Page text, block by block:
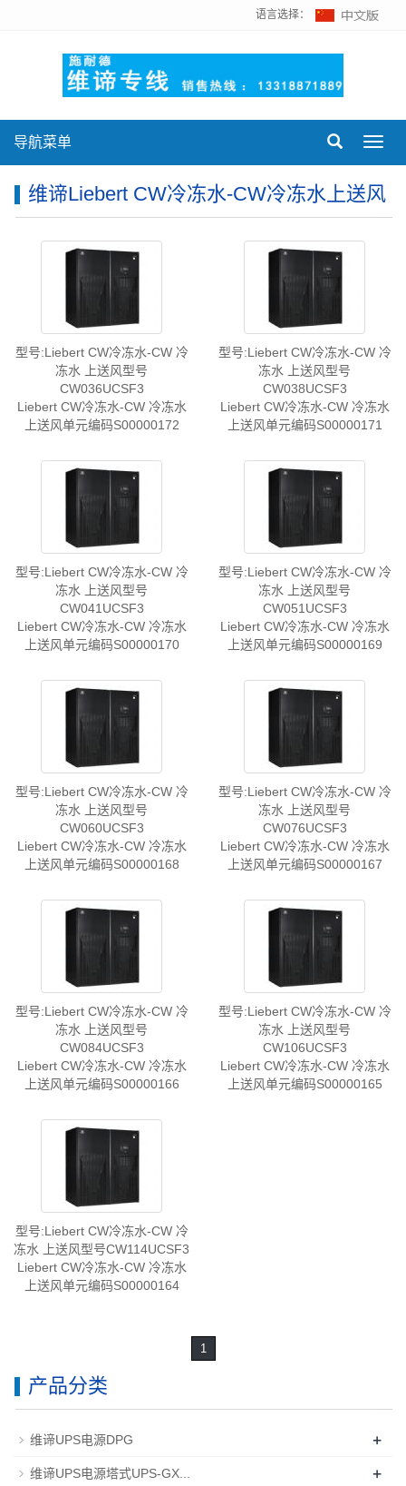
语言选择：
导航菜单
维谛Liebert CW冷冻水-CW冷冻水上送风
型号:Liebert CW冷冻水-CW 冷
冻水 上送风型号
CW036UCSF3
Liebert CW冷冻水-CW 冷冻水
上送风单元编码S00000172
型号:Liebert CW冷冻水-CW 冷
冻水 上送风型号
CW038UCSF3
Liebert CW冷冻水-CW 冷冻水
上送风单元编码S00000171
型号:Liebert CW冷冻水-CW 冷
冻水 上送风型号
CW041UCSF3
Liebert CW冷冻水-CW 冷冻水
上送风单元编码S00000170
型号:Liebert CW冷冻水-CW 冷
冻水 上送风型号
CW051UCSF3
Liebert CW冷冻水-CW 冷冻水
上送风单元编码S00000169
型号:Liebert CW冷冻水-CW 冷
冻水 上送风型号
CW060UCSF3
Liebert CW冷冻水-CW 冷冻水
上送风单元编码S00000168
型号:Liebert CW冷冻水-CW 冷
冻水 上送风型号
CW076UCSF3
Liebert CW冷冻水-CW 冷冻水
上送风单元编码S00000167
型号:Liebert CW冷冻水-CW 冷
冻水 上送风型号
CW084UCSF3
Liebert CW冷冻水-CW 冷冻水
上送风单元编码S00000166
型号:Liebert CW冷冻水-CW 冷
冻水 上送风型号
CW106UCSF3
Liebert CW冷冻水-CW 冷冻水
上送风单元编码S00000165
型号:Liebert CW冷冻水-CW 冷
冻水 上送风型号CW114UCSF3
Liebert CW冷冻水-CW 冷冻水
上送风单元编码S00000164
1
产品分类
维谛UPS电源DPG +
维谛UPS电源塔式UPS-GX... +